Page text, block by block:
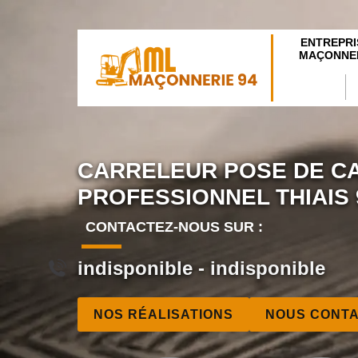
CARRELEUR POSE DE
PROFESSIONNEL THIAIS
CONTACTEZ-NOUS SUR :
indisponible - indisponible
NOS RÉALISATIONS NOUS